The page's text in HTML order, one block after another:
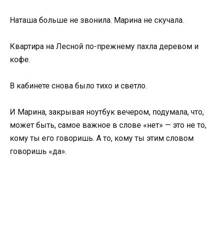
Наташа больше не звонила. Марина не скучала.
Квартира на Лесной по-прежнему пахла деревом и
кофе.
В кабинете снова было тихо и светло.
И Марина, закрывая ноутбук вечером, подумала, что,
может быть, самое важное в слове «нет» — это не то,
кому ты его говоришь. А то, кому ты этим словом
говоришь «да».